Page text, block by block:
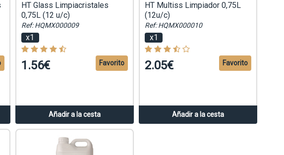
HT Glass Limpiacristales
0,75L (12 u/c)
Ref: HQMX000009
x1
1.56€
Añadir a la cesta
Favorito
HT Multiss Limpiador 0,75L
(12u/c)
Ref: HQMX000010
x1
2.05€
Añadir a la cesta
Favorito